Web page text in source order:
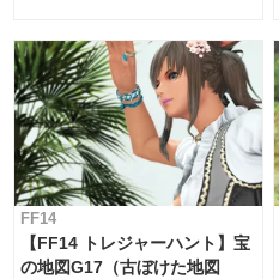
FF14
【FF14 トレジャーハント】宝
の地図G17（古ぼけた地図